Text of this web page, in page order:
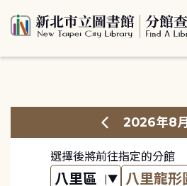
2026年8月
選擇後將前往指定的分館